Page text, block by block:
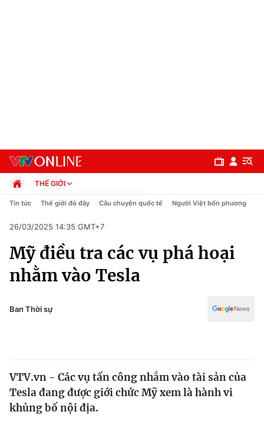
Chuyên mục
Chính trị
Thế giới
THẾ GIỚI
Chính trị
Pháp luật
Kinh tế
Thể thao
Truyền hình
Y tế
Tin tức Thế giới đó đây Câu chuyện quốc tế Người Việt bốn phương
26/03/2025 14:35 GMT+7
Mỹ điều tra các vụ phá hoại
nhằm vào Tesla
Ban Thời sự
VTV.vn - Các vụ tấn công nhắm vào tài sản của
Tesla đang được giới chức Mỹ xem là hành vi
khủng bố nội địa.